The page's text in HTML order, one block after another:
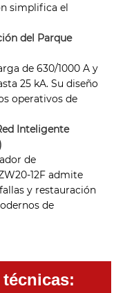
simplifica el
del Parque
de 630/1000 A y
25 kA. Su diseño
operativos de
Inteligente
de
12F admite
y restauración
de